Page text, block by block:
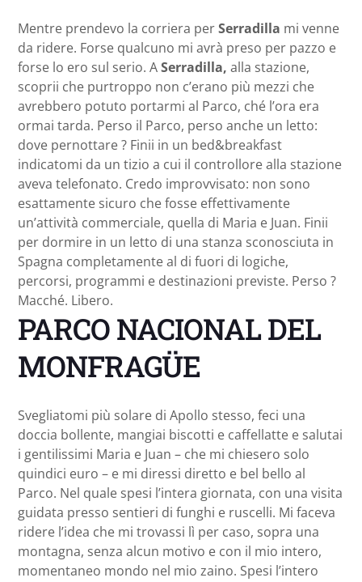
Mentre prendevo la corriera perSerradilla mi venne
da ridere. Forse qualcuno mi avrà preso per pazzo e
forse lo ero sul serio. ASerradilla, alla stazione,
scoprii che purtroppo non c’erano più mezzi che
avrebbero potuto portarmi al Parco, ché l’ora era
ormai tarda. Perso il Parco, perso anche un letto:
dove pernottare ? Finii in un bed&breakfast
indicatomi da un tizio a cui il controllore alla stazione
aveva telefonato. Credo improvvisato: non sono
esattamente sicuro che fosse effettivamente
un’attività commerciale, quella di Maria e Juan. Finii
per dormire in un letto di una stanza sconosciuta in
Spagna completamente al di fuori di logiche,
percorsi, programmi e destinazioni previste. Perso ?
Macché. Libero.
PARCO NACIONAL DEL
MONFRAGÜE
Svegliatomi più solare di Apollo stesso, feci una
doccia bollente, mangiai biscotti e caffellatte e salutai
i gentilissimi Maria e Juan – che mi chiesero solo
quindici euro – e mi diressi diretto e bel bello al
Parco. Nel quale spesi l’intera giornata, con una visita
guidata presso sentieri di funghi e ruscelli. Mi faceva
ridere l’idea che mi trovassi lì per caso, sopra una
montagna, senza alcun motivo e con il mio intero,
momentaneo mondo nel mio zaino. Spesi l’intero